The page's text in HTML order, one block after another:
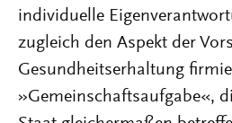
individuelle
zugleich den Aspekt der
Gesundheitserhaltung
»Gemeinschaftsaufgabe«,